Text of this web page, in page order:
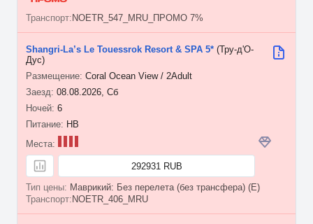
NOETR_547_MRU_ПРОМО 7%
08.08.2026, Сб
6
Shangri-La’s Le Touessrok Resort & SPA 5* (Тру-д'О-
Дус)
Coral Ocean View / 2Adult
HB
292931 RUB
Маврикий: Без перелета (без трансфера) (E)
NOETR_406_MRU